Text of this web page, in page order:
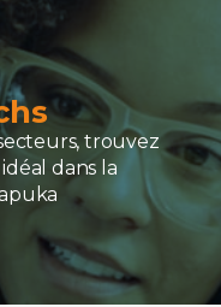
trouvez
dans la